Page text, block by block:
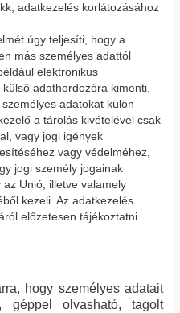
adatkezelés korlátozásához
úgy teljesíti, hogy a
más személyes adattól
elektronikus
adathordozóra kimenti,
adatokat külön
a tárolás kivételével csak
vagy jogi igények
vagy védelméhez,
jogi személy jogainak
Unió, illetve valamely
kezeli. Az adatkezelés
előzetesen tájékoztatni
hogy személyes adatait
géppel olvasható, tagolt